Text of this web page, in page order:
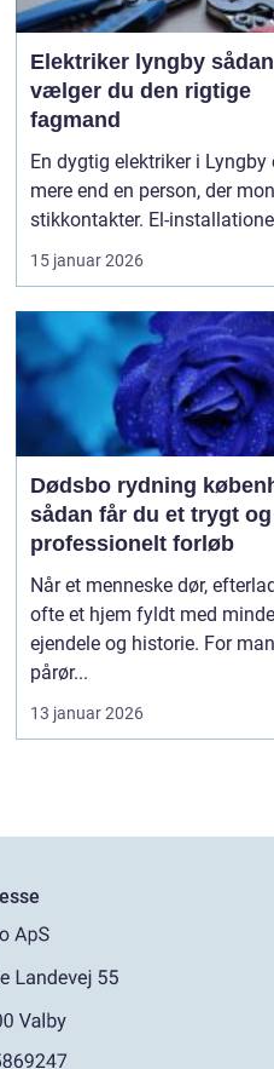
Elektriker lyngby sådan
vælger du den rigtige
fagmand
En dygtig elektriker i Lyngby
mere end en person, der
stikkontakter. El-
15 januar 2026
Dødsbo rydning
sådan får du et trygt og
professionelt forløb
Når et menneske dør,
ofte et hjem fyldt med
ejendele og historie. For
pårør...
13 januar 2026